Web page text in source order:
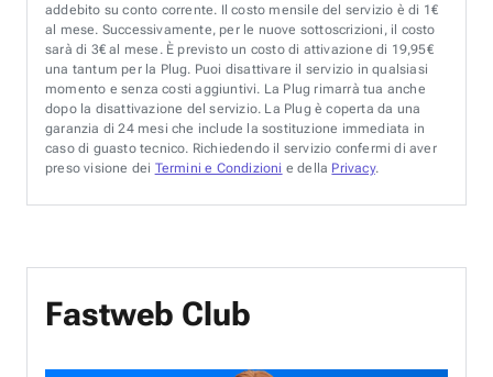
addebito su conto corrente. Il costo mensile del servizio è di 1€
al mese. Successivamente, per le nuove sottoscrizioni, il costo
sarà di 3€ al mese. È previsto un costo di attivazione di 19,95€
una tantum per la Plug. Puoi disattivare il servizio in qualsiasi
momento e senza costi aggiuntivi. La Plug rimarrà tua anche
dopo la disattivazione del servizio. La Plug è coperta da una
garanzia di 24 mesi che include la sostituzione immediata in
caso di guasto tecnico. Richiedendo il servizio confermi di aver
preso visione dei Termini e Condizioni e della Privacy.
Fastweb Club